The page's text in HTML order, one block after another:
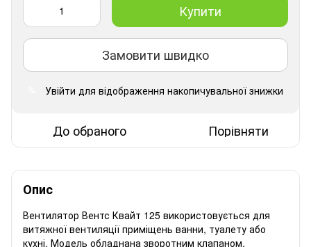
Купити
Замовити швидко
Увійти для відображення накопичувальної знижки
До обраного Порівняти
Опис
Вентилятор Вентс Квайт 125 використовується для
витяжної вентиляції приміщень ванни, туалету або
кухні. Модель обладнана зворотним клапаном,